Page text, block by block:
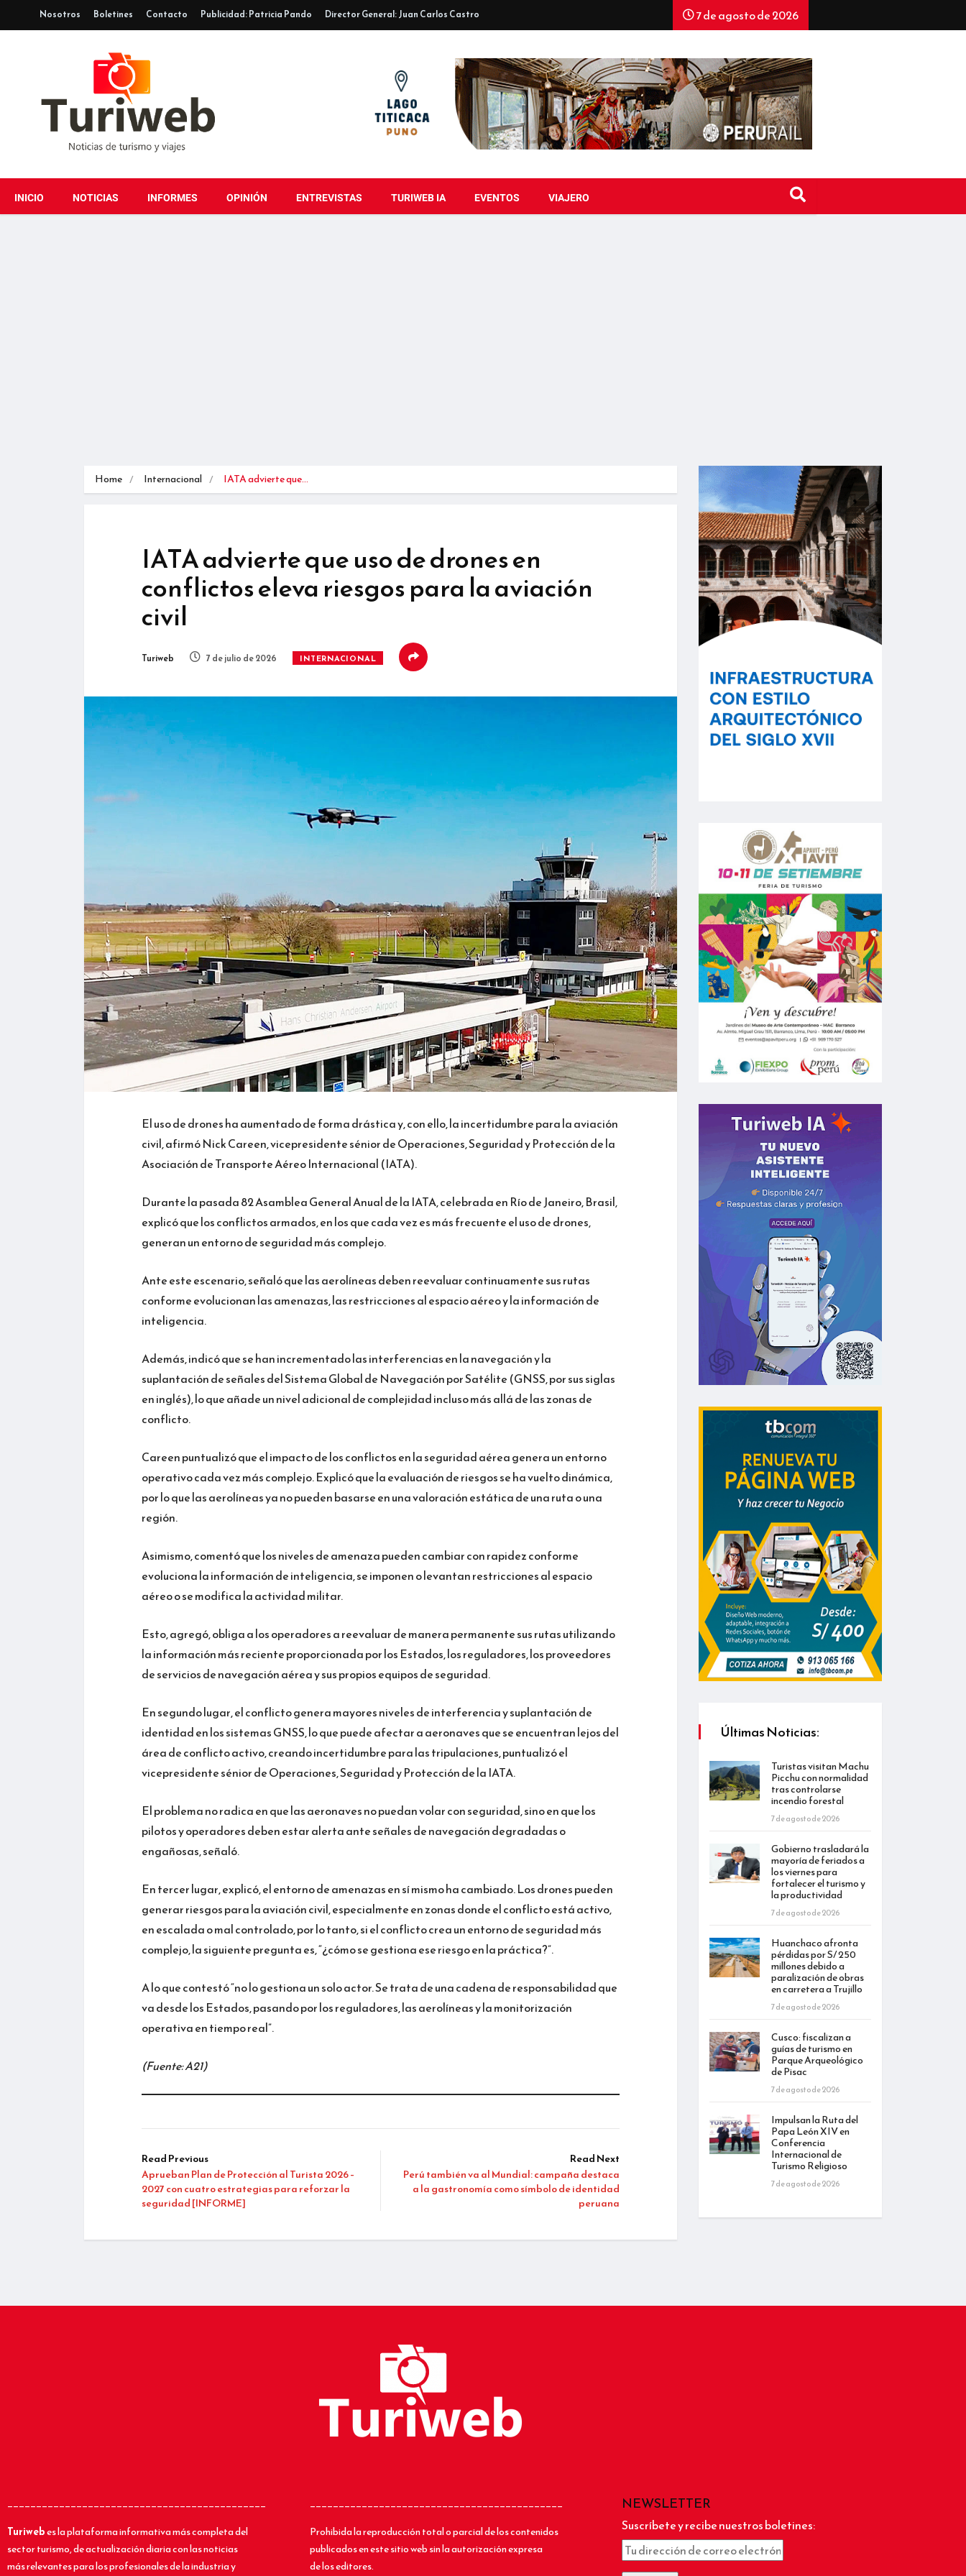
Nosotros Boletines Contacto Publicidad: Patricia Pando Director General: Juan Carlos Castro 7 de agosto de 2026
INICIO NOTICIAS INFORMES OPINIÓN ENTREVISTAS TURIWEB IA EVENTOS VIAJERO
Home Internacional IATA advierte que…
IATA advierte que uso de drones en
conflictos eleva riesgos para la aviación
civil
Turiweb 7 de julio de 2026 INTERNACIONAL
El uso de drones ha aumentado de forma drástica y, con ello, la incertidumbre para la aviación
civil, afirmó Nick Careen, vicepresidente sénior de Operaciones, Seguridad y Protección de la
Asociación de Transporte Aéreo Internacional (IATA).
Durante la pasada 82 Asamblea General Anual de la IATA, celebrada en Río de Janeiro, Brasil,
explicó que los conflictos armados, en los que cada vez es más frecuente el uso de drones,
generan un entorno de seguridad más complejo.
Ante este escenario, señaló que las aerolíneas deben reevaluar continuamente sus rutas
conforme evolucionan las amenazas, las restricciones al espacio aéreo y la información de
inteligencia.
Además, indicó que se han incrementado las interferencias en la navegación y la
suplantación de señales del Sistema Global de Navegación por Satélite (GNSS, por sus siglas
en inglés), lo que añade un nivel adicional de complejidad incluso más allá de las zonas de
conflicto.
Careen puntualizó que el impacto de los conflictos en la seguridad aérea genera un entorno
operativo cada vez más complejo. Explicó que la evaluación de riesgos se ha vuelto dinámica,
por lo que las aerolíneas ya no pueden basarse en una valoración estática de una ruta o una
región.
Asimismo, comentó que los niveles de amenaza pueden cambiar con rapidez conforme
evoluciona la información de inteligencia, se imponen o levantan restricciones al espacio
aéreo o se modifica la actividad militar.
Esto, agregó, obliga a los operadores a reevaluar de manera permanente sus rutas utilizando
la información más reciente proporcionada por los Estados, los reguladores, los proveedores
de servicios de navegación aérea y sus propios equipos de seguridad.
En segundo lugar, el conflicto genera mayores niveles de interferencia y suplantación de
identidad en los sistemas GNSS, lo que puede afectar a aeronaves que se encuentran lejos del
área de conflicto activo, creando incertidumbre para las tripulaciones, puntualizó el
vicepresidente sénior de Operaciones, Seguridad y Protección de la IATA.
El problema no radica en que las aeronaves no puedan volar con seguridad, sino en que los
pilotos y operadores deben estar alerta ante señales de navegación degradadas o
engañosas, señaló.
En tercer lugar, explicó, el entorno de amenazas en sí mismo ha cambiado. Los drones pueden
generar riesgos para la aviación civil, especialmente en zonas donde el conflicto está activo,
en escalada o mal controlado, por lo tanto, si el conflicto crea un entorno de seguridad más
complejo, la siguiente pregunta es, “¿cómo se gestiona ese riesgo en la práctica?”.
A lo que contestó “no lo gestiona un solo actor. Se trata de una cadena de responsabilidad que
va desde los Estados, pasando por los reguladores, las aerolíneas y la monitorización
operativa en tiempo real”.
(Fuente: A21)
Read Previous
Aprueban Plan de Protección al Turista 2026 –
2027 con cuatro estrategias para reforzar la
seguridad [INFORME]
Read Next
Perú también va al Mundial: campaña destaca
a la gastronomía como símbolo de identidad
peruana
Últimas Noticias:
Turistas visitan Machu
Picchu con normalidad
tras controlarse
incendio forestal
7 de agosto de 2026
Gobierno trasladará la
mayoría de feriados a
los viernes para
fortalecer el turismo y
la productividad
7 de agosto de 2026
Huanchaco afronta
pérdidas por S/ 250
millones debido a
paralización de obras
en carretera a Trujillo
7 de agosto de 2026
Cusco: fiscalizan a
guías de turismo en
Parque Arqueológico
de Pisac
7 de agosto de 2026
Impulsan la Ruta del
Papa León XIV en
Conferencia
Internacional de
Turismo Religioso
7 de agosto de 2026
_____________________________________________
Turiwebes la plataforma informativa más completa del
sector turismo, de actualización diaria con las noticias
más relevantes para los profesionales de la industria y
____________________________________________
Prohibida la reproducción total o parcial de los contenidos
publicados en este sitio web sin la autorización expresa
de los editores.
NEWSLETTER
Suscríbete y recibe nuestros boletines: